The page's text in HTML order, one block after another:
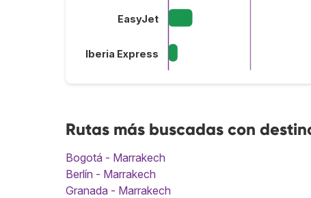
EasyJet
Iberia Express
Rutas más buscadas con
Bogotá - Marrakech
Berlín - Marrakech
Granada - Marrakech